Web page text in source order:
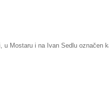
Mostaru i na Ivan Sedlu označen